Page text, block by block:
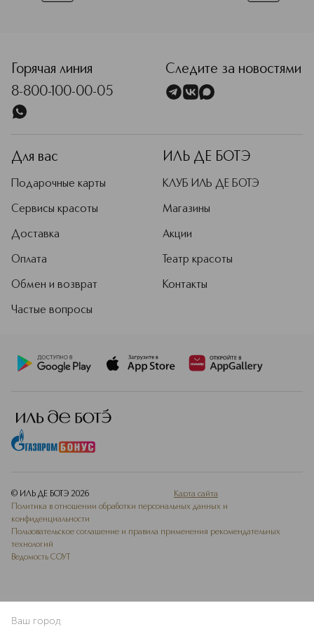
Горячая линия
8-800-100-00-05
Следите за новостями
Для вас
Подарочные карты
Сервисы красоты
Доставка
Оплата
Обмен и возврат
Частые вопросы
ИЛЬ ДЕ БОТЭ
КЛУБ ИЛЬ ДЕ БОТЭ
Магазины
Акции
Театр красоты
Контакты
© ИЛЬ ДЕ БОТЭ 2026
Карта сайта
Политика в отношении обработки персональных данных и
конфиденциальности
Пользовательское соглашение и правила применения рекомендательных
технологий
Ведомость СОУТ
Ваш город